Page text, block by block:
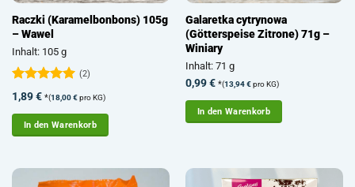
Raczki (Karamelbonbons) 105g
– Wawel
Inhalt: 105 g
Bewertet
mit 5von
5
(2)
1,89€ *(18,00€pro KG)
In den Warenkorb
Galaretka cytrynowa
(Götterspeise Zitrone) 71g –
Winiary
Inhalt: 71 g
0,99€ *(13,94€pro KG)
In den Warenkorb